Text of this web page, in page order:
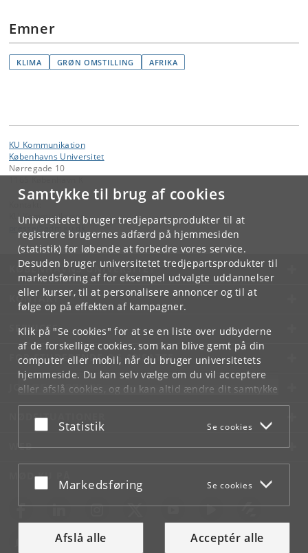
Samtykke til brug af cookies
Universitetet bruger tredjepartsprodukter til at
registrere brugernes adfærd på hjemmesiden
(statistik) for løbende at forbedre vores service.
Desuden bruger universitetet tredjepartsprodukter til
markedsføring af for eksempel udvalgte uddannelser
eller kurser, til at personalisere annoncer og til at
følge op på effekten af kampagner.
Klik på "Se cookies" for at se en liste over udbyderne
af de forskellige cookies, som kan blive gemt på din
computer eller mobil, når du bruger universitetets
hjemmeside. Du kan selv vælge om du vil acceptere
eller afslå cookies, og du kan altid ændre dit samtykke
underCookie- og privatlivspolitiksom du finder i
bunden af hver side.
Acceptér eller afslå
Statistik Se cookies
Acceptér eller afslå
Markedsføring Se cookies
Afslå alle Acceptér alle
Emner
KLIMA GRØN OMSTILLING AFRIKA
KU Kommunikation
Københavns Universitet
Nørregade 10
KU Kommunikation
KØBENHAVNS UNIVERSITET
KONTAKT
SERVICES
FOR STUDERENDE OG ANSATTE
JOB OG KARRIERE
NØDSITUATIONER
WEB
MØD KU PÅ